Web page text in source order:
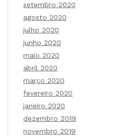
setembro 2020
agosto 2020
julho 2020
junho 2020
maio 2020
abril 2020
março 2020
fevereiro 2020
janeiro 2020
dezembro 2019
novembro 2019